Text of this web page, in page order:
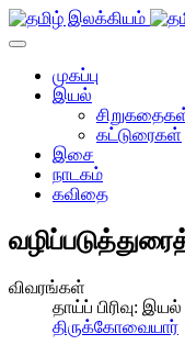
முகப்பு
இயல்
கட்டுரைகள்
இசை
நாடகம்
கவிதை
விவரங்கள்
தாய்ப் பிரிவு: இயல்
திருக்கோவையார்